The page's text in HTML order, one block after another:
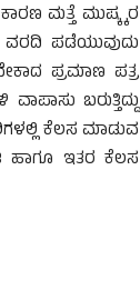
ಮತ್ತೆ ಮುಷ್ಕ್ಕರ
ವರದಿ ಪಡೆಯುವುದು
ಪ್ರಮಾಣ ಪತ್ರ
ಬರುತ್ತಿದ್ದು
ಕೆಲಸ ಮಾಡುವ
ಹಾಗೂ ಇತರ ಕೆಲಸ